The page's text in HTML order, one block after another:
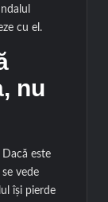
cu el.
nu
este
vede
își pierde